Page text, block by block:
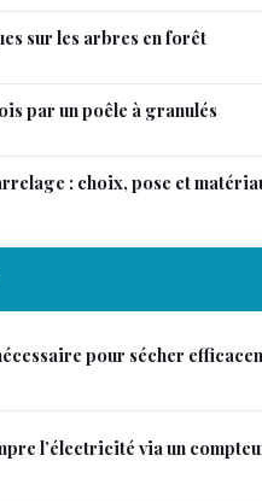
sur les arbres en forêt
par un poêle à granulés
: choix, pose et
pour sécher
l’électricité via un